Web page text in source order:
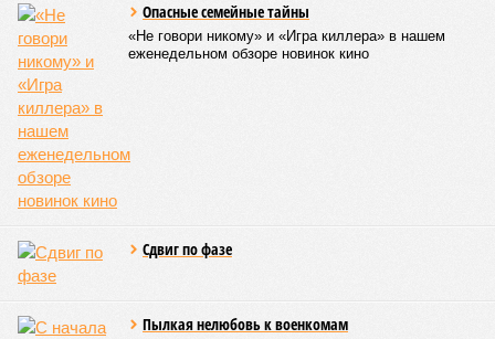
Опасные семейные тайны
«Не говори никому» и «Игра киллера» в нашем
еженедельном обзоре новинок кино
Сдвиг по фазе
Пылкая нелюбовь к военкомам